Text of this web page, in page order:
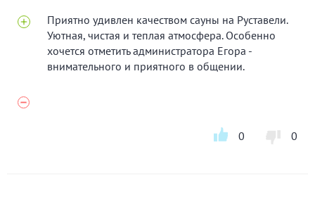
Приятно удивлен качеством сауны на Руставели.
Уютная, чистая и теплая атмосфера. Особенно
хочется отметить администратора Егора -
внимательного и приятного в общении.
0 0